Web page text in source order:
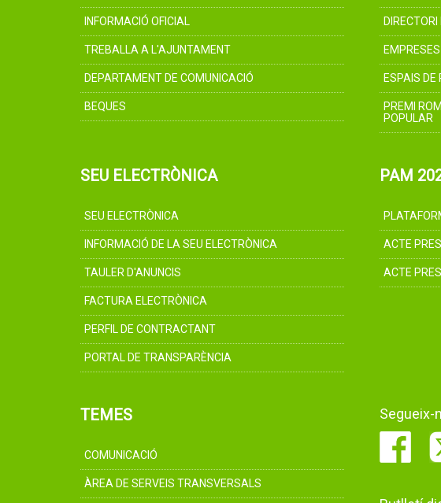
INFORMACIÓ OFICIAL
TREBALLA A L'AJUNTAMENT
DEPARTAMENT DE COMUNICACIÓ
BEQUES
EMPRESES
ESPAIS DE
PREMI
POPULAR
SEU ELECTRÒNICA
SEU ELECTRÒNICA
INFORMACIÓ DE LA SEU ELECTRÒNICA
TAULER D'ANUNCIS
FACTURA ELECTRÒNICA
PERFIL DE CONTRACTANT
PORTAL DE TRANSPARÈNCIA
PAM
ACTE
ACTE
TEMES
COMUNICACIÓ
ÀREA DE SERVEIS TRANSVERSALS
Segueix-